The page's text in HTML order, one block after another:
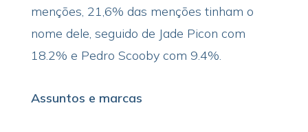
menções, 21,6% das menções tinham o
nome dele, seguido de Jade Picon com
18.2% e Pedro Scooby com 9.4%.
Assuntos e marcas